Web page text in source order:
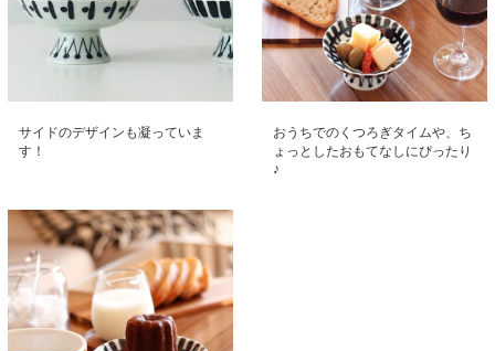
サイドのデザインも凝っていま
す！
おうちでのくつろぎタイムや、ち
ょっとしたおもてなしにぴったり
♪